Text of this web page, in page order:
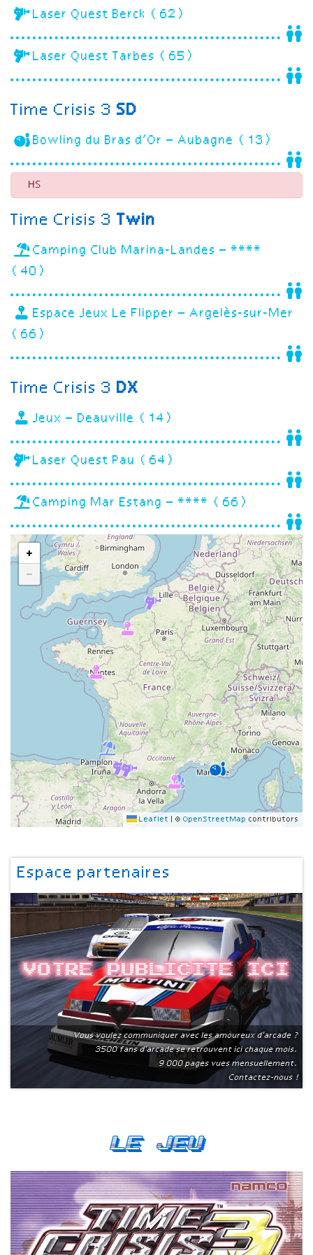
Laser Quest Berck (62)
Laser Quest Tarbes (65)
Time Crisis 3 SD
Bowling du Bras d’Or – Aubagne (13)
HS
Time Crisis 3 Twin
Camping Club Marina-Landes – ****
(40)
Espace Jeux Le Flipper – Argelès-sur-Mer
(66)
Time Crisis 3 DX
Jeux – Deauville (14)
Laser Quest Pau (64)
Camping Mar Estang – **** (66)
+
−
Leaflet © OpenStreetMap contributors
Espace partenaires
Votre publicite ici
Vous voulez communiquer avec les amoureux d'arcade ?
3500 fans d'arcade se retrouvent ici chaque mois.
9 000 pages vues mensuellement.
Contactez-nous !
Le Jeu